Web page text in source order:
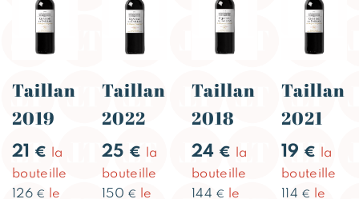
Taillan
2019
21 € la
bouteille
126 € le
Taillan
2022
25 € la
bouteille
150 € le
Taillan
2018
24 € la
bouteille
144 € le
Taillan
2021
19 € la
bouteille
114 € le